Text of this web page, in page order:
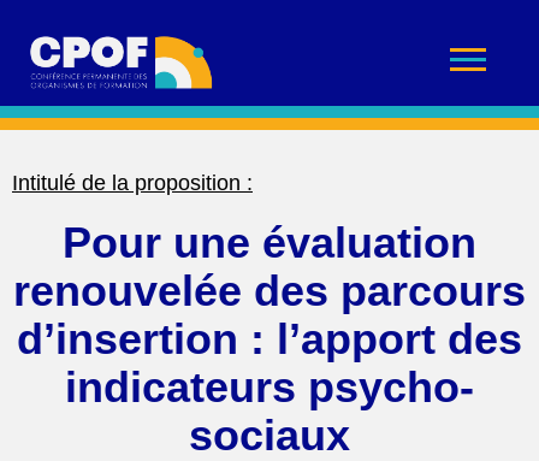
Intitulé de la proposition :
Pour une évaluation
renouvelée des parcours
d’insertion : l’apport des
indicateurs psycho-
sociaux